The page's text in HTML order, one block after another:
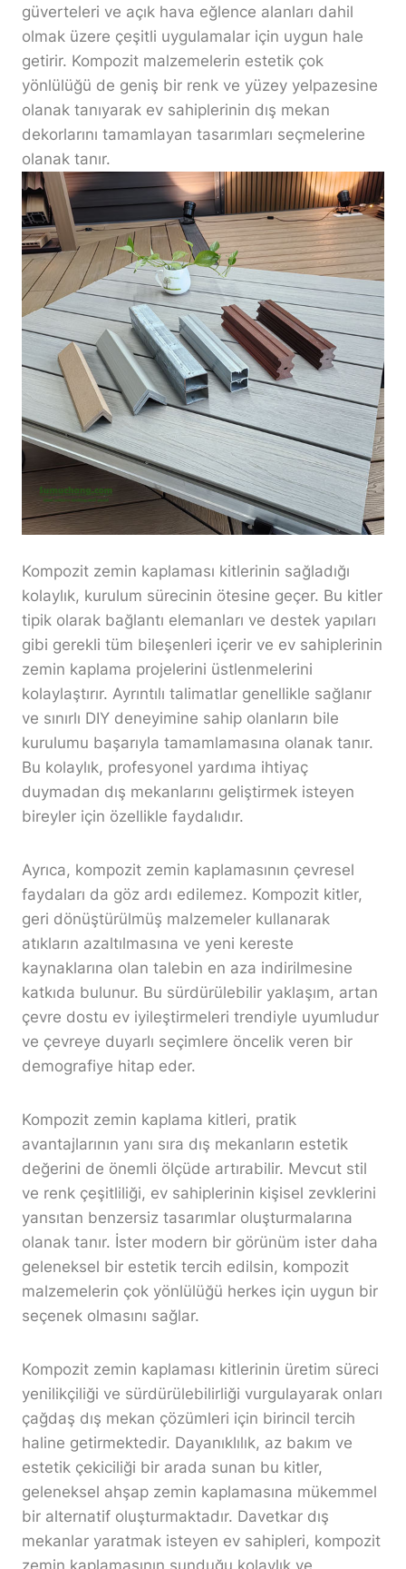
güverteleri ve açık hava eğlence alanları dahil
olmak üzere çeşitli uygulamalar için uygun hale
getirir. Kompozit malzemelerin estetik çok
yönlülüğü de geniş bir renk ve yüzey yelpazesine
olanak tanıyarak ev sahiplerinin dış mekan
dekorlarını tamamlayan tasarımları seçmelerine
olanak tanır.
Kompozit zemin kaplaması kitlerinin sağladığı
kolaylık, kurulum sürecinin ötesine geçer. Bu kitler
tipik olarak bağlantı elemanları ve destek yapıları
gibi gerekli tüm bileşenleri içerir ve ev sahiplerinin
zemin kaplama projelerini üstlenmelerini
kolaylaştırır. Ayrıntılı talimatlar genellikle sağlanır
ve sınırlı DIY deneyimine sahip olanların bile
kurulumu başarıyla tamamlamasına olanak tanır.
Bu kolaylık, profesyonel yardıma ihtiyaç
duymadan dış mekanlarını geliştirmek isteyen
bireyler için özellikle faydalıdır.
Ayrıca, kompozit zemin kaplamasının çevresel
faydaları da göz ardı edilemez. Kompozit kitler,
geri dönüştürülmüş malzemeler kullanarak
atıkların azaltılmasına ve yeni kereste
kaynaklarına olan talebin en aza indirilmesine
katkıda bulunur. Bu sürdürülebilir yaklaşım, artan
çevre dostu ev iyileştirmeleri trendiyle uyumludur
ve çevreye duyarlı seçimlere öncelik veren bir
demografiye hitap eder.
Kompozit zemin kaplama kitleri, pratik
avantajlarının yanı sıra dış mekanların estetik
değerini de önemli ölçüde artırabilir. Mevcut stil
ve renk çeşitliliği, ev sahiplerinin kişisel zevklerini
yansıtan benzersiz tasarımlar oluşturmalarına
olanak tanır. İster modern bir görünüm ister daha
geleneksel bir estetik tercih edilsin, kompozit
malzemelerin çok yönlülüğü herkes için uygun bir
seçenek olmasını sağlar.
Kompozit zemin kaplaması kitlerinin üretim süreci
yenilikçiliği ve sürdürülebilirliği vurgulayarak onları
çağdaş dış mekan çözümleri için birincil tercih
haline getirmektedir. Dayanıklılık, az bakım ve
estetik çekiciliği bir arada sunan bu kitler,
geleneksel ahşap zemin kaplamasına mükemmel
bir alternatif oluşturmaktadır. Davetkar dış
mekanlar yaratmak isteyen ev sahipleri, kompozit